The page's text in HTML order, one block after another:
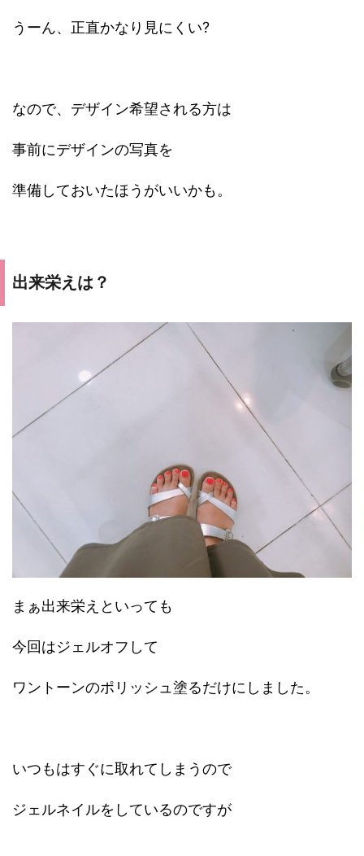
うーん、正直かなり見にくい?
なので、デザイン希望される方は
事前にデザインの写真を
準備しておいたほうがいいかも。
出来栄えは？
まぁ出来栄えといっても
今回はジェルオフして
ワントーンのポリッシュ塗るだけにしました。
いつもはすぐに取れてしまうので
ジェルネイルをしているのですが